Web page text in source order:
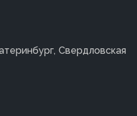
Свердловская